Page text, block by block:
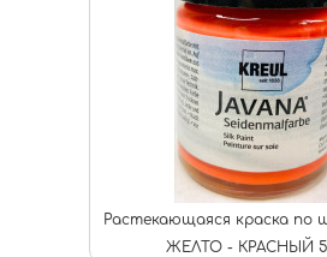
Растекающаяся краска по
ЖЕЛТО - КРАСНЫЙ